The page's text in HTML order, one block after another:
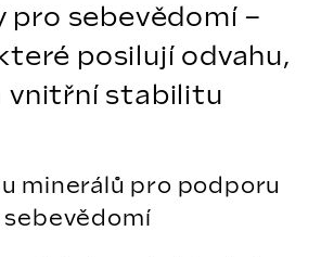
pro sebevědomí –
posilují odvahu,
vnitřní stabilitu
minerálů pro podporu
sebevědomí